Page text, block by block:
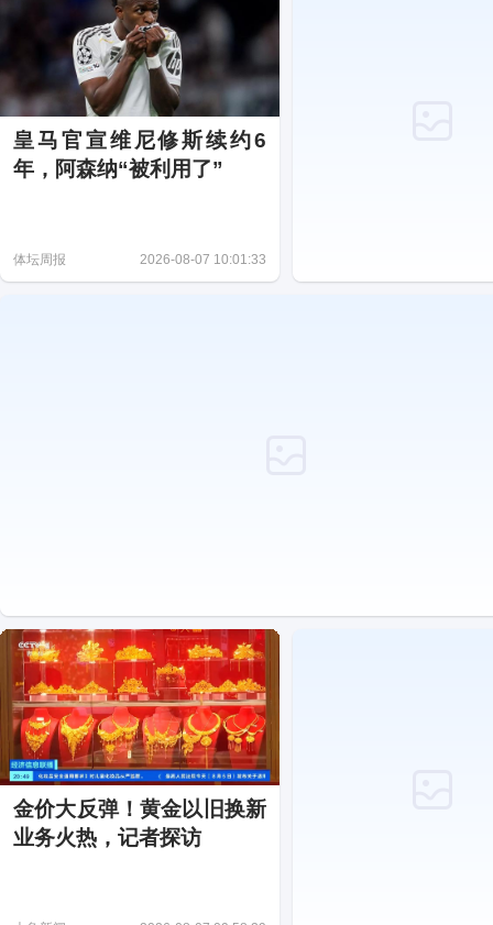
皇马官宣维尼修斯续约6
年，阿森纳“被利用了”
体坛周报 2026-08-07 10:01:33
金价大反弹！黄金以旧换新
业务火热，记者探访